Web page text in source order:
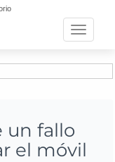
Toggle
un fallo
el móvil